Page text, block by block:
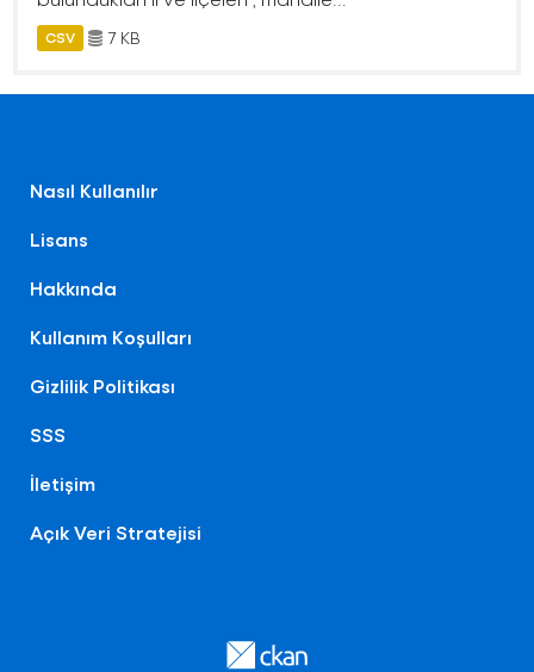
CSV 7 KB
Nasıl Kullanılır
Lisans
Hakkında
Kullanım Koşulları
Gizlilik Politikası
SSS
İletişim
Açık Veri Stratejisi